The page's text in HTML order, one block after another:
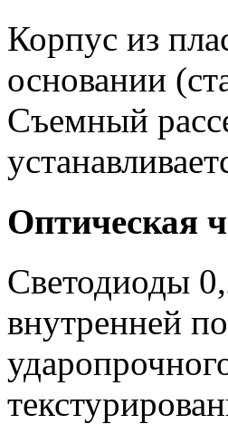
Корпус из
основании
Съемный
Оптическая
Светодиоды
внутренней